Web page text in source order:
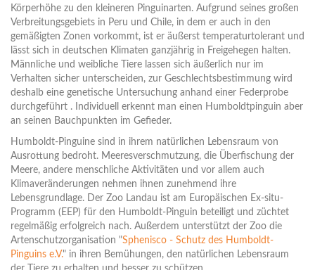
Körperhöhe zu den kleineren Pinguinarten. Aufgrund seines großen
Verbreitungsgebiets in Peru und Chile, in dem er auch in den
gemäßigten Zonen vorkommt, ist er äußerst temperaturtolerant und
lässt sich in deutschen Klimaten ganzjährig in Freigehegen halten.
Männliche und weibliche Tiere lassen sich äußerlich nur im
Verhalten sicher unterscheiden, zur Geschlechtsbestimmung wird
deshalb eine genetische Untersuchung anhand einer Federprobe
durchgeführt . Individuell erkennt man einen Humboldtpinguin aber
an seinen Bauchpunkten im Gefieder.
Humboldt-Pinguine sind in ihrem natürlichen Lebensraum von
Ausrottung bedroht. Meeresverschmutzung, die Überfischung der
Meere, andere menschliche Aktivitäten und vor allem auch
Klimaveränderungen nehmen ihnen zunehmend ihre
Lebensgrundlage. Der Zoo Landau ist am Europäischen Ex-situ-
Programm (EEP) für den Humboldt-Pinguin beteiligt und züchtet
regelmäßig erfolgreich nach. Außerdem unterstützt der Zoo die
Artenschutzorganisation "Sphenisco - Schutz des Humboldt-
Pinguins e.V." in ihren Bemühungen, den natürlichen Lebensraum